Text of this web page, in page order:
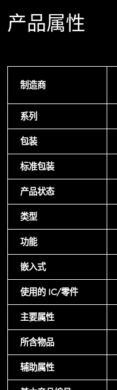
产品属性
制造商
系列
包装
标准包装
产品状态
类型
功能
嵌入式
使用的 IC/零件
主要属性
所含物品
辅助属性